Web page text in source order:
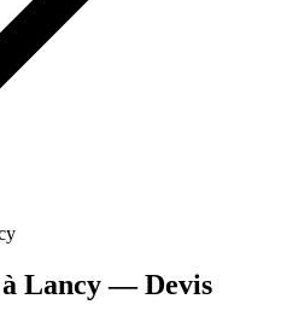
Lancy — Devis